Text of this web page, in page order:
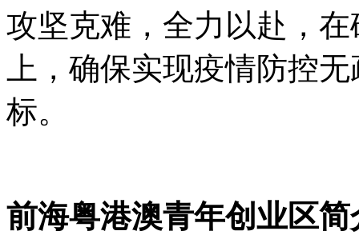
攻坚克难，全力以赴，
上，确保实现疫情防控
标。
前海粤港澳青年创业区简